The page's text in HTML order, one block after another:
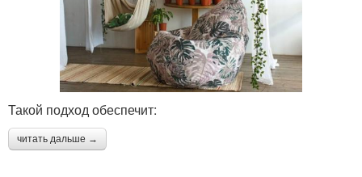
Такой подход обеспечит:
читать дальше →